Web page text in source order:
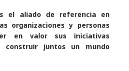
el aliado de referencia en
organizaciones y personas
en valor sus iniciativas
construir juntos un mundo